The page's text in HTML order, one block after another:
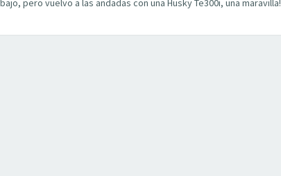
pero vuelvo a las andadas con una Husky Te300i, una maravilla!